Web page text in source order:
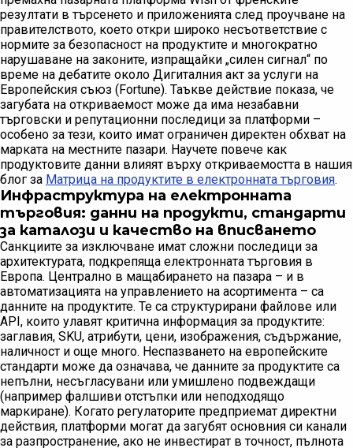
резултати в търсенето и приложенията след проучване на
правителството, което откри широко несъответствие с
нормите за безопасност на продуктите и многократно
нарушаване на законите, изпращайки „силен сигнал“ по
време на дебатите около Дигиталния акт за услуги на
Европейския съюз (Fortune). Таъквe действие показа, че
загубата на откриваемост може да има незабавни
търговски и репутационни последици за платформи –
особено за тези, които имат ограничен директен обхват на
марката на местните пазари. Научете повече как
продуктовите данни влияят върху откриваемостта в нашия
блог за Матрица на продуктите в електронната търговия.
Инфраструктура на електронната
търговия: данни на продукти, стандарти
за каталози и качество на вписването
Санкциите за изключване имат сложни последици за
архитектурата, подкрепяща електронната търговия в
Европа. Централно в мащабирането на пазара – и в
автоматизацията на управлението на асортимента – са
данните на продуктите. Те са структурирани файлове или
API, които улавят критична информация за продуктите:
заглавия, SKU, атрибути, цени, изображения, съдържание,
наличност и още много. Неспазването на европейските
стандарти може да означава, че данните за продуктите са
непълни, несъгласувани или умишлено подвеждащи
(например фалшиви отстъпки или неподходящо
маркиране). Когато регулаторите предприемат директни
действия, платформи могат да загубят основния си канали
за разпространение, ако не инвестират в точност, пълнота